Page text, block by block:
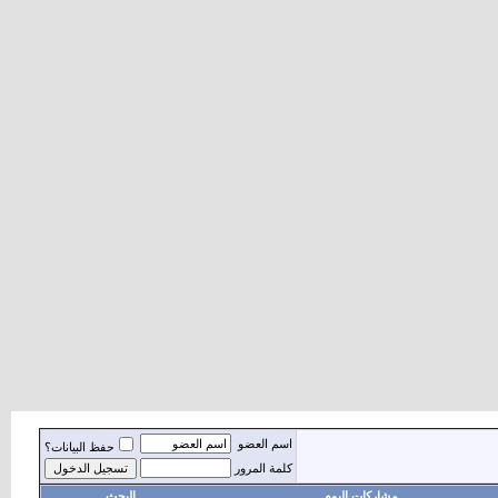
اسم العضو
حفظ البيانات؟
كلمة المرور